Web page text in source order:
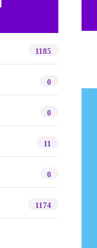
1185
0
0
11
0
1174